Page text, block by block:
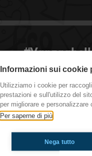
Ciao amici!
sotto controllo:
scopre che la
aspettative,
sempre “in
cambiare idea e
significa avere
Informazioni sui
Utilizziamo i cookie per
prestazioni e sull'utilizzo del
per migliorare e personalizzare
Per saperne di più
Nega tutto